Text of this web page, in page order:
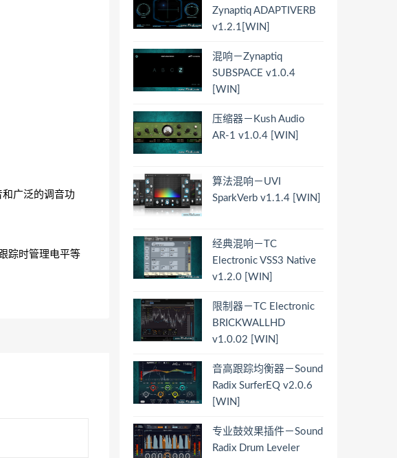
和广泛的调音功
踪时管理电平等
Zynaptiq ADAPTIVERB
v1.2.1[WIN]
混响－Zynaptiq
SUBSPACE v1.0.4
[WIN]
压缩器－Kush Audio
AR-1 v1.0.4 [WIN]
算法混响－UVI
SparkVerb v1.1.4 [WIN]
经典混响－TC
Electronic VSS3 Native
v1.2.0 [WIN]
限制器－TC Electronic
BRICKWALLHD
v1.0.02 [WIN]
音高跟踪均衡器－Sound
Radix SurferEQ v2.0.6
[WIN]
专业鼓效果插件－Sound
Radix Drum Leveler